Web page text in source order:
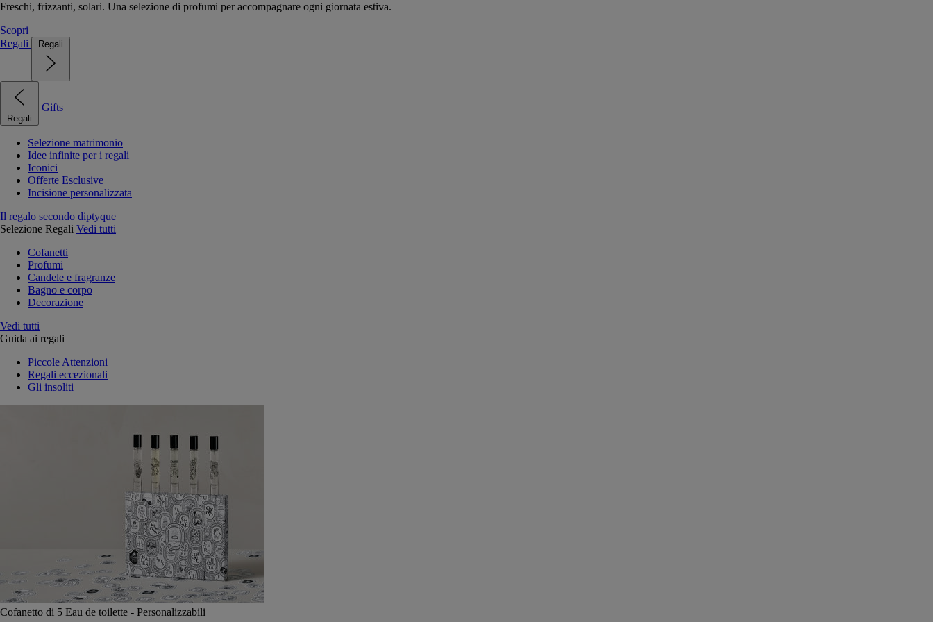
Freschi, frizzanti, solari. Una selezione di profumi per accompagnare ogni giornata estiva.
Scopri
Regali
Regali
Regali
Gifts
Selezione matrimonio
Idee infinite per i regali
Iconici
Offerte Esclusive
Incisione personalizzata
Il regalo secondo diptyque
Selezione Regali Vedi tutti
Cofanetti
Profumi
Candele e fragranze
Bagno e corpo
Decorazione
Vedi tutti
Guida ai regali
Piccole Attenzioni
Regali eccezionali
Gli insoliti
Cofanetto di 5 Eau de toilette - Personalizzabili